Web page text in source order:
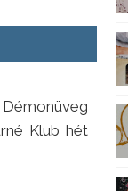
Klub hét